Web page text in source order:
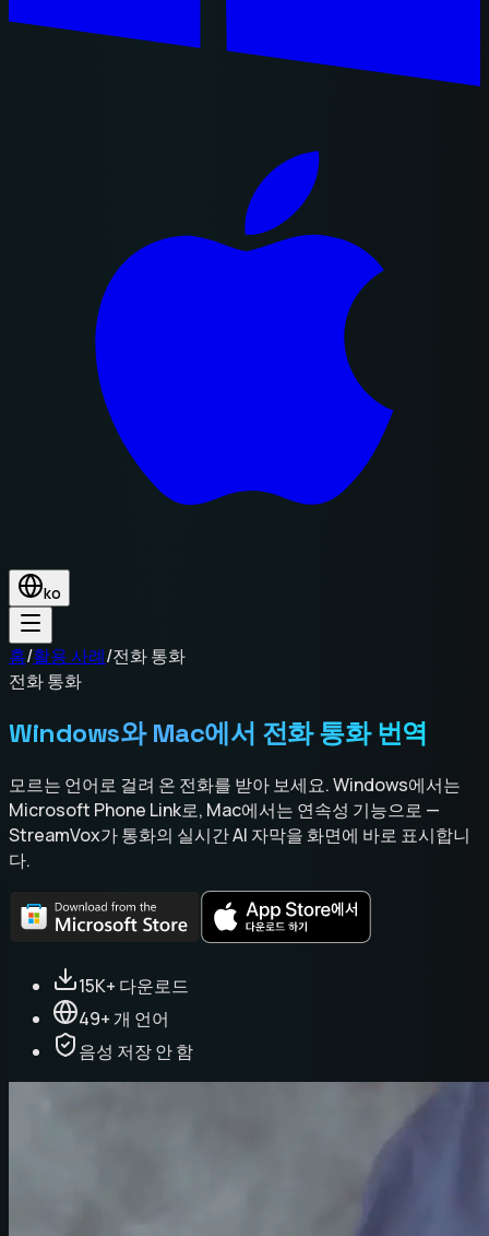
ko
홈/활용 사례/전화 통화
전화 통화
Windows와 Mac에서 전화 통화 번역
모르는 언어로 걸려 온 전화를 받아 보세요. Windows에서는
Microsoft Phone Link로, Mac에서는 연속성 기능으로 —
StreamVox가 통화의 실시간 AI 자막을 화면에 바로 표시합니
다.
15K+ 다운로드
49+ 개 언어
음성 저장 안 함